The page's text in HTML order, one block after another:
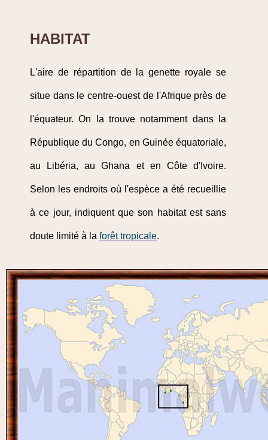
HABITAT
L'aire de répartition de la genette royale se
situe dans le centre-ouest de l'Afrique près de
l'équateur. On la trouve notamment dans la
République du Congo, en Guinée équatoriale,
au Libéria, au Ghana et en Côte d'Ivoire.
Selon les endroits où l'espèce a été recueillie
à ce jour, indiquent que son habitat est sans
doute limité à la forêt tropicale.